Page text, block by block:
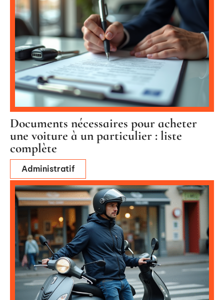
Documents nécessaires pour acheter
une voiture à un particulier : liste
complète
Administratif